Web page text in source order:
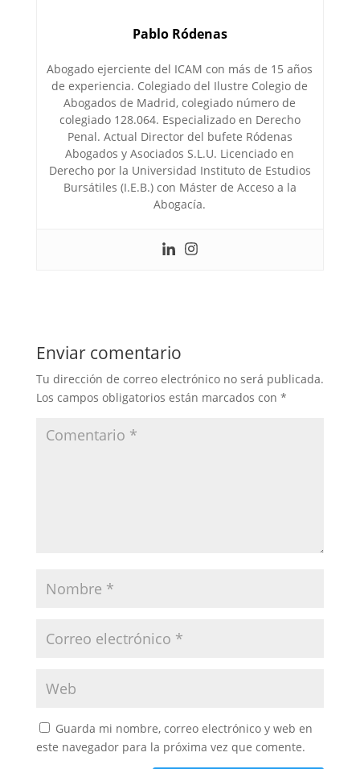
Pablo Ródenas
Abogado ejerciente del ICAM con más de 15 años
de experiencia. Colegiado del Ilustre Colegio de
Abogados de Madrid, colegiado número de
colegiado 128.064. Especializado en Derecho
Penal. Actual Director del bufete Ródenas
Abogados y Asociados S.L.U. Licenciado en
Derecho por la Universidad Instituto de Estudios
Bursátiles (I.E.B.) con Máster de Acceso a la
Abogacía.
Enviar comentario
Tu dirección de correo electrónico no será publicada.
Los campos obligatorios están marcados con *
Guarda mi nombre, correo electrónico y web en
este navegador para la próxima vez que comente.